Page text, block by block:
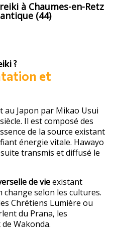
à Chaumes-en-Retz
(44)
?
et
au Japon par Mikao Usui
Il est composé des
de la source existant
énergie vitale. Hawayo
transmis et diffusé le
de vieexistant
selon les cultures.
Chrétiens Lumière ou
du Prana, les
Wakonda.